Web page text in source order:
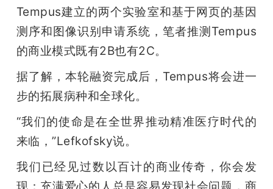
Tempus建立的两个实验室和基于网页的基因
测序和图像识别申请系统，笔者推测Tempus
的商业模式既有2B也有2C。
据了解，本轮融资完成后，Tempus将会进一
步的拓展病种和全球化。
“我们的使命是在全世界推动精准医疗时代的
来临，”Lefkofsky说。
我们已经见过数以百计的商业传奇，你会发
现：充满爱心的人总是容易发现社会问题，商